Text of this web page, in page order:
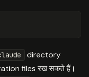
directory
files रख सकते हैं।